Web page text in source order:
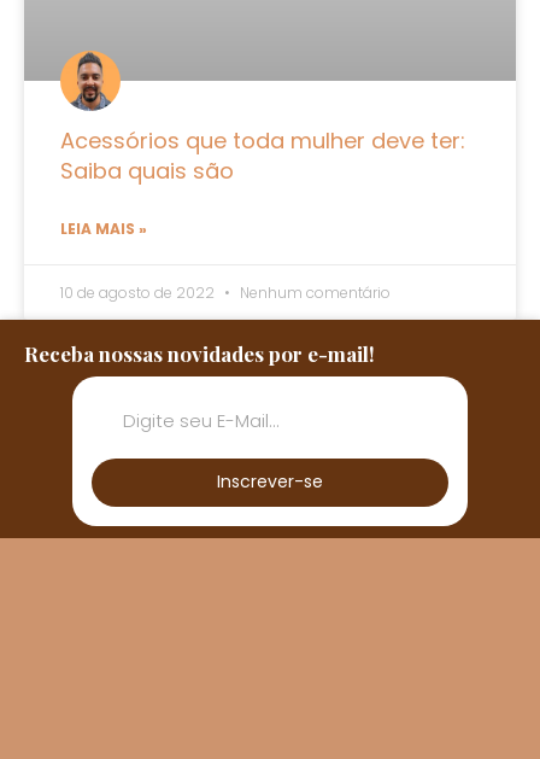
Acessórios que toda mulher deve ter:
Saiba quais são
LEIA MAIS »
10 de agosto de 2022 Nenhum comentário
Receba nossas novidades por e-mail!
Inscrever-se